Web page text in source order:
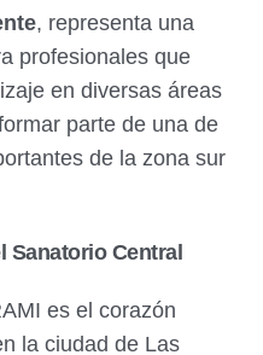
, representa una
profesionales que
en diversas áreas
parte de una de
de la zona sur
Sanatorio Central
es el corazón
la ciudad de Las